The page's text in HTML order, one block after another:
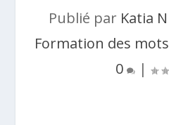
Publié par Katia N
Formation des mots
0
|